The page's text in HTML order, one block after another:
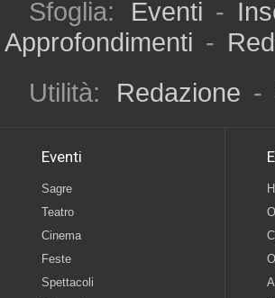
Sfoglia: Eventi -
Approfondimenti -
Utilità:
Redazione -
Eventi
Sagre
Teatro
Cinema
Feste
Spettacoli